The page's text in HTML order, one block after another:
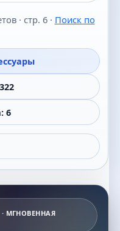
· стр. 6 · Поиск по
6
· МГНОВЕННАЯ